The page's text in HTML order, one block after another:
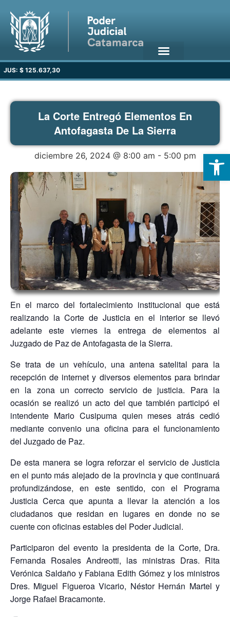
JUS: $ 125.637,30
La Corte Entregó Elementos En
Antofagasta De La Sierra
diciembre 26, 2024 @ 8:00 am - 5:00 pm
En el marco del fortalecimiento institucional que está
realizando la Corte de Justicia en el interior se llevó
adelante este viernes la entrega de elementos al
Juzgado de Paz de Antofagasta de la Sierra.
Se trata de un vehículo, una antena satelital para la
recepción de internet y diversos elementos para brindar
en la zona un correcto servicio de justicia. Para la
ocasión se realizó un acto del que también participó el
intendente Mario Cusipuma quien meses atrás cedió
mediante convenio una oficina para el funcionamiento
del Juzgado de Paz.
De esta manera se logra reforzar el servicio de Justicia
en el punto más alejado de la provincia y que continuará
profundizándose, en este sentido, con el Programa
Justicia Cerca que apunta a llevar la atención a los
ciudadanos que residan en lugares en donde no se
cuente con oficinas estables del Poder Judicial.
Participaron del evento la presidenta de la Corte, Dra.
Fernanda Rosales Andreotti, las ministras Dras. Rita
Verónica Saldaño y Fabiana Edith Gómez y los ministros
Dres. Miguel Figueroa Vicario, Néstor Hernán Martel y
Jorge Rafael Bracamonte.